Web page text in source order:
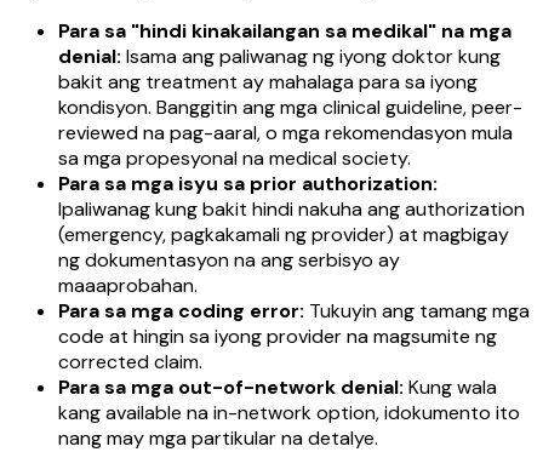
Para sa "hindi kinakailangan sa medikal" na mga
denial: Isama ang paliwanag ng iyong doktor kung
bakit ang treatment ay mahalaga para sa iyong
kondisyon. Banggitin ang mga clinical guideline, peer-
reviewed na pag-aaral, o mga rekomendasyon mula
sa mga propesyonal na medical society.
Para sa mga isyu sa prior authorization:
Ipaliwanag kung bakit hindi nakuha ang authorization
(emergency, pagkakamali ng provider) at magbigay
ng dokumentasyon na ang serbisyo ay
maaaprobahan.
Para sa mga coding error: Tukuyin ang tamang mga
code at hingin sa iyong provider na magsumite ng
corrected claim.
Para sa mga out-of-network denial: Kung wala
kang available na in-network option, idokumento ito
nang may mga partikular na detalye.